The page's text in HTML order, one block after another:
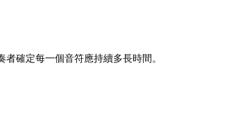
確定每一個音符應持續多長時間。